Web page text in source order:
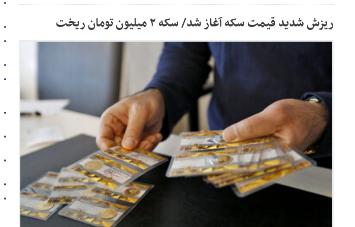
ریزش شدید قیمت سکه آغاز شد/ سکه ۲ میلیون تومان ریخت